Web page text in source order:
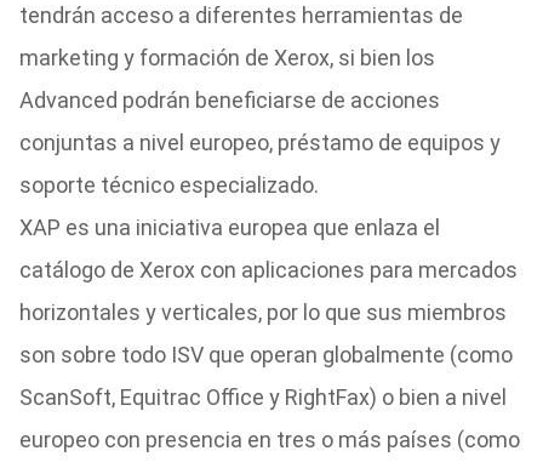
tendrán acceso a diferentes herramientas de
marketing y formación de Xerox, si bien los
Advanced podrán beneficiarse de acciones
conjuntas a nivel europeo, préstamo de equipos y
soporte técnico especializado.
XAP es una iniciativa europea que enlaza el
catálogo de Xerox con aplicaciones para mercados
horizontales y verticales, por lo que sus miembros
son sobre todo ISV que operan globalmente (como
ScanSoft, Equitrac Office y RightFax) o bien a nivel
europeo con presencia en tres o más países (como